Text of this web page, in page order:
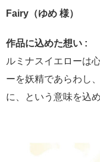
Fairy（ゆめ 様）
作品に込めた想い :
ルミナスイエローは
ーを妖精であらわし
に、という意味を込